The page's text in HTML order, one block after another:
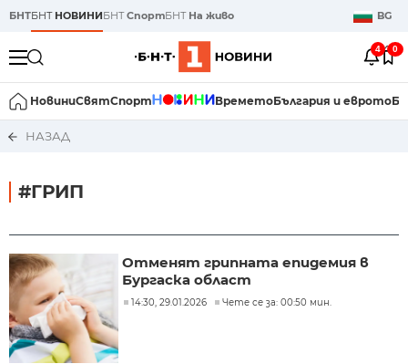
БНТБНТ НОВИНИБНТСпортБНТ На живо BG
4 0
НовиниСвятСпорт ВреметоБългария и еврото
НАЗАД
#ГРИП
Отменят грипната епидемия в
Бургаска област
14:30, 29.01.2026 Чете се за: 00:50 мин.